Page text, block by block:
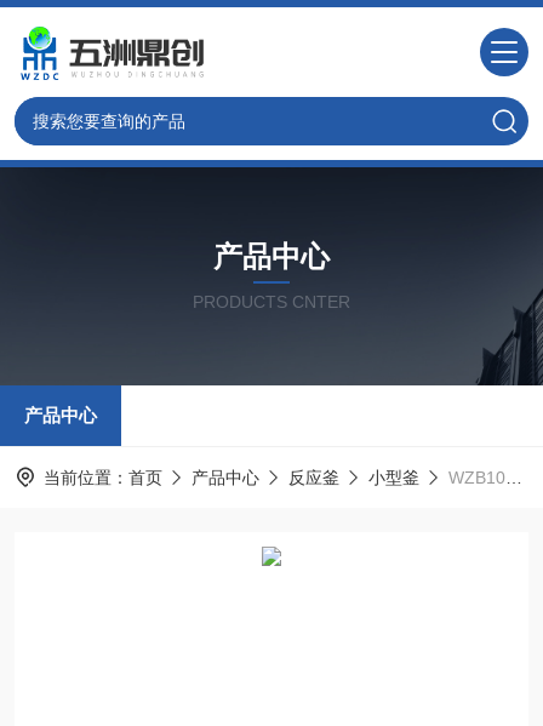
产品中心
PRODUCTS CNTER
产品中心
当前位置： 首页 产品中心 反应釜 小型釜 WZB100北京实验室高温光化学微型小型釜